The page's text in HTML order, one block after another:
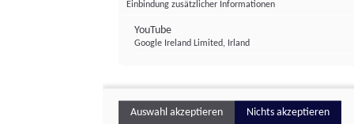
Einbindung zusätzlicher Informationen
YouTube
Google Ireland Limited, Irland
Auswahl akzeptieren Nichts akzeptieren